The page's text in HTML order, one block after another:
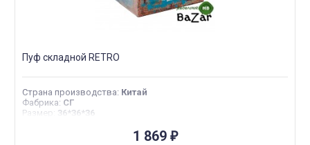
Пуф складной RETRO
Страна производства: Китай
Фабрика: СГ
Размер : 36*36*36
1 869 ₽